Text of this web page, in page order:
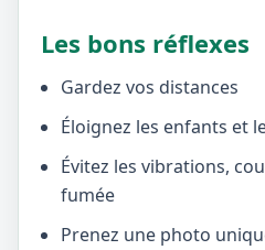
Les bons réflexes
Gardez vos distances
Éloignez les enfants et
Évitez les vibrations,
fumée
Prenez une photo